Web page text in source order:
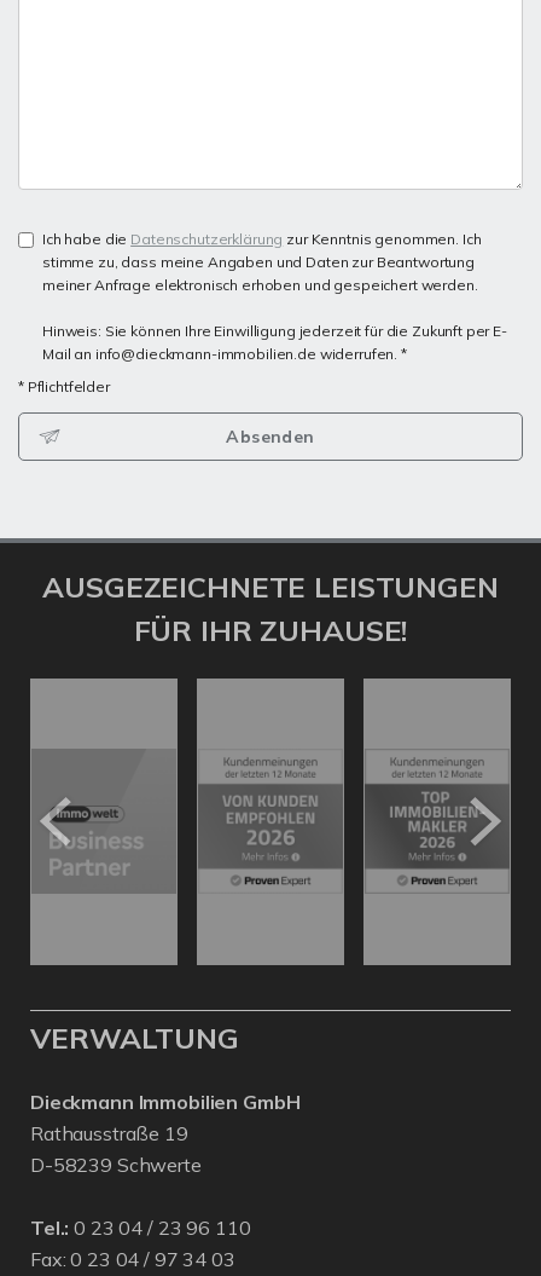
Ich habe die Datenschutzerklärung zur Kenntnis genommen. Ich
stimme zu, dass meine Angaben und Daten zur Beantwortung
meiner Anfrage elektronisch erhoben und gespeichert werden.
Hinweis: Sie können Ihre Einwilligung jederzeit für die Zukunft per E-
Mail an info@dieckmann-immobilien.de widerrufen. *
* Pflichtfelder
Absenden
AUSGEZEICHNETE LEISTUNGEN
FÜR IHR ZUHAUSE!
VERWALTUNG
Dieckmann Immobilien GmbH
Rathausstraße 19
D-58239 Schwerte
Tel.: 0 23 04 / 23 96 110
Fax: 0 23 04 / 97 34 03